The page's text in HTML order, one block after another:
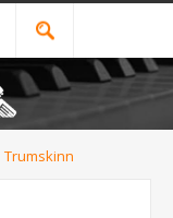
Trumskinn